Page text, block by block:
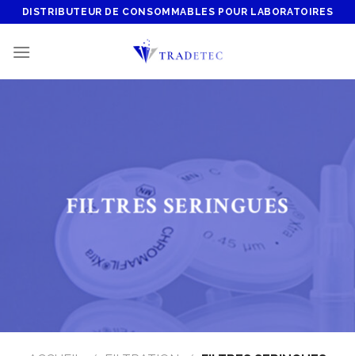
Skip
content
DISTRIBUTEUR DE CONSOMMABLES POUR LABORATOIRES
FILTRES SERINGUES